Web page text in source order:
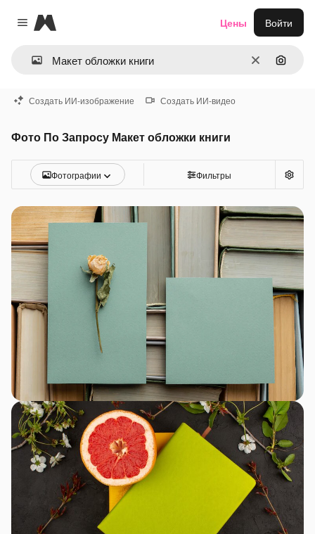
Close menu
Magnific
ОчиститьПоиск
Цены Войти
Создать ИИ-изображение Создать ИИ-видео
Фото По Запросу Макет обложки книги
Фотографии Фильтры